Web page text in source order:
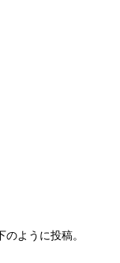
ように投稿。